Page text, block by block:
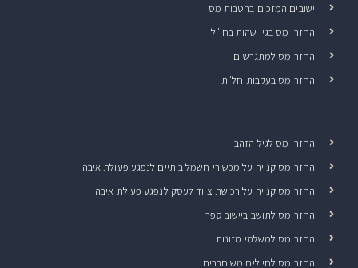
ישובים המזכים בהטבות מס
החזרי מס בגין שהות בחו"ל
החזר מס למתגרשים
החזר מס בעקבות חל"ת
החזרי מס לגיל הזהב
החזר מס קנייה על מכשירי חשמל ביתיים לנפגע פעולת איבה
החזר מס קנייה על רכישת ציוד לעסק לנפגע פעולת איבה
החזר מס לתושב ביישוב ספר
החזר מס למשלמי מזונות
החזר מס לחיילים משוחררים